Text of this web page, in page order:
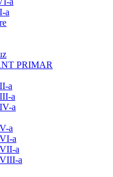
a
PRIMAR
a
a
a
a
a
a
a